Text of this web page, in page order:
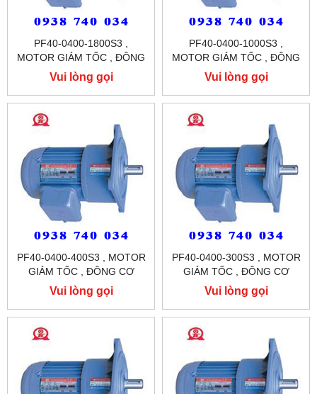
PF40-0400-1800S3 ,
MOTOR GIẢM TỐC , ĐÔNG
CƠ GIẢM TỐC MẶT BÍCH
TUNGLEE
Vui lòng gọi
PF40-0400-1000S3 ,
MOTOR GIẢM TỐC , ĐÔNG
CƠ GIẢM TỐC MẶT BÍCH
TUNGLEE
Vui lòng gọi
PF40-0400-400S3 , MOTOR
GIẢM TỐC , ĐÔNG CƠ
GIẢM TỐC MẶT BÍCH
TUNGLEE
Vui lòng gọi
PF40-0400-300S3 , MOTOR
GIẢM TỐC , ĐÔNG CƠ
GIẢM TỐC MẶT BÍCH
TUNGLEE
Vui lòng gọi